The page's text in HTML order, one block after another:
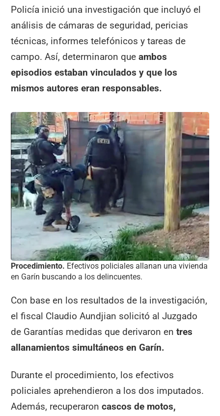
Policía inició una investigación que incluyó el
análisis de cámaras de seguridad, pericias
técnicas, informes telefónicos y tareas de
campo. Así, determinaron queambos
episodios estaban vinculados y que los
mismos autores eran responsables.
Procedimiento. Efectivos policiales allanan una vivienda
en Garín buscando a los delincuentes.
Con base en los resultados de la investigación,
el fiscal Claudio Aundjian solicitó al Juzgado
de Garantías medidas que derivaron entres
allanamientos simultáneos en Garín.
Durante el procedimiento, los efectivos
policiales aprehendieron a los dos imputados.
Además, recuperaroncascos de motos,